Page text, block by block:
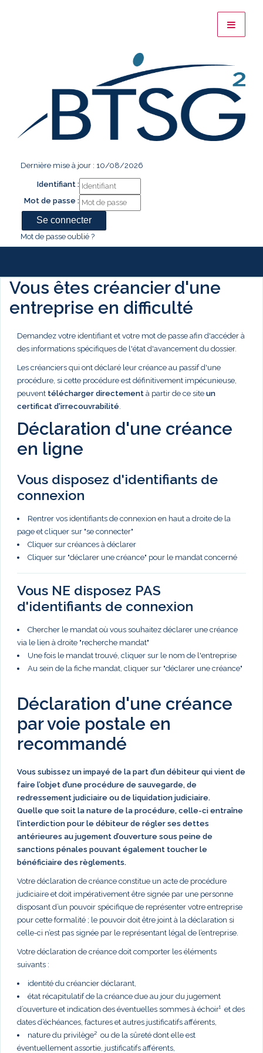
Dernière mise à jour : 10/08/2026
Identifiant :
Mot de passe :
Mot de passe oublié ?
Vous êtes créancier d'une
entreprise en difficulté
Demandez votre identifiant et votre mot de passe afin d'accéder à
des informations spécifiques de l'état d'avancement du dossier.
Les créanciers qui ont déclaré leur créance au passif d'une
procédure, si cette procédure est définitivement impécunieuse,
peuvent télécharger directement à partir de ce site un
certificat d'irrecouvrabilité.
Déclaration d'une créance
en ligne
Vous disposez d'identifiants de
connexion
Rentrer vos identifiants de connexion en haut a droite de la
page et cliquer sur "se connecter"
Cliquer sur créances à déclarer
Cliquer sur "déclarer une créance" pour le mandat concerné
Vous NE disposez PAS
d'identifiants de connexion
Chercher le mandat où vous souhaitez déclarer une créance
via le lien à droite "recherche mandat"
Une fois le mandat trouvé, cliquer sur le nom de l'entreprise
Au sein de la fiche mandat, cliquer sur "déclarer une créance"
Déclaration d'une créance
par voie postale en
recommandé
Vous subissez un impayé de la part d’un débiteur qui vient de
faire l’objet d’une procédure de sauvegarde, de
redressement judiciaire ou de liquidation judiciaire.
Quelle que soit la nature de la procédure, celle-ci entraîne
l’interdiction pour le débiteur de régler ses dettes
antérieures au jugement d’ouverture sous peine de
sanctions pénales pouvant également toucher le
bénéficiaire des règlements.
Votre déclaration de créance constitue un acte de procédure
judiciaire et doit impérativement être signée par une personne
disposant d’un pouvoir spécifique de représenter votre entreprise
pour cette formalité ; le pouvoir doit être joint à la déclaration si
celle-ci n’est pas signée par le représentant légal de l’entreprise.
Votre déclaration de créance doit comporter les éléments
suivants :
identité du créancier déclarant,
état récapitulatif de la créance due au jour du jugement
d’ouverture et indication des éventuelles sommes à échoir¹ et des
dates d’échéances, factures et autres justificatifs afférents,
nature du privilège² ou de la sûreté dont elle est
éventuellement assortie, justificatifs afférents,